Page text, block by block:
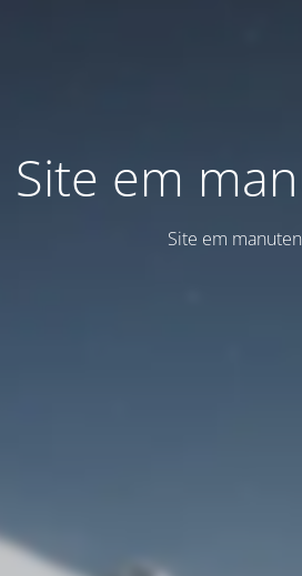
Site em
Site em